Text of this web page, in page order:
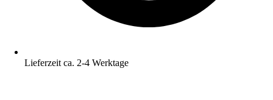
Lieferzeit ca. 2-4 Werktage